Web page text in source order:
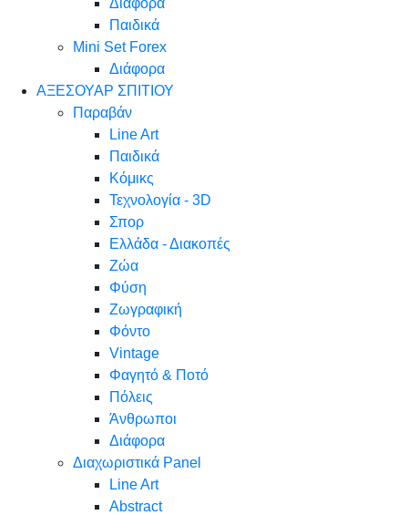
Διάφορα
Παιδικά
Mini Set Forex
Διάφορα
ΑΞΕΣΟΥΑΡ ΣΠΙΤΙΟΥ
Παραβάν
Line Art
Παιδικά
Κόμικς
Τεχνολογία - 3D
Σπορ
Ελλάδα - Διακοπές
Ζώα
Φύση
Ζωγραφική
Φόντο
Vintage
Φαγητό & Ποτό
Πόλεις
Άνθρωποι
Διάφορα
Διαχωριστικά Panel
Line Art
Abstract